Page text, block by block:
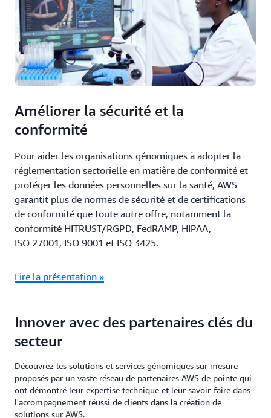
Améliorer la sécurité et la
conformité
Pour aider les organisations génomiques à adopter la
réglementation sectorielle en matière de conformité et
protéger les données personnelles sur la santé, AWS
garantit plus de normes de sécurité et de certifications
de conformité que toute autre offre, notamment la
conformité HITRUST/RGPD, FedRAMP, HIPAA,
ISO 27001, ISO 9001 et ISO 3425.
Lire la présentation »
Innover avec des partenaires clés du
secteur
Découvrez les solutions et services génomiques sur mesure
proposés par un vaste réseau de partenaires AWS de pointe qui
ont démontré leur expertise technique et leur savoir-faire dans
l'accompagnement réussi de clients dans la création de
solutions sur AWS.